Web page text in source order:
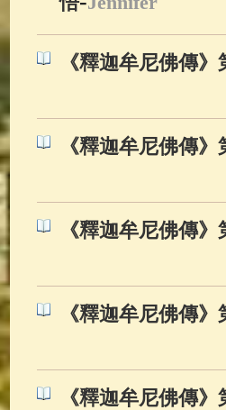
《釋迦牟尼佛傳
《釋迦牟尼佛傳
《釋迦牟尼佛傳
《釋迦牟尼佛傳
《釋迦牟尼佛傳